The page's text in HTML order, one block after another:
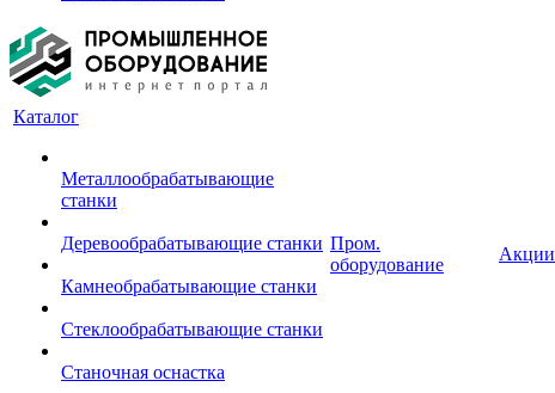
Каталог
Металлообрабатывающие
станки
Деревообрабатывающие станки
Камнеобрабатывающие станки
Стеклообрабатывающие станки
Станочная оснастка
Пром.
оборудование
Акции